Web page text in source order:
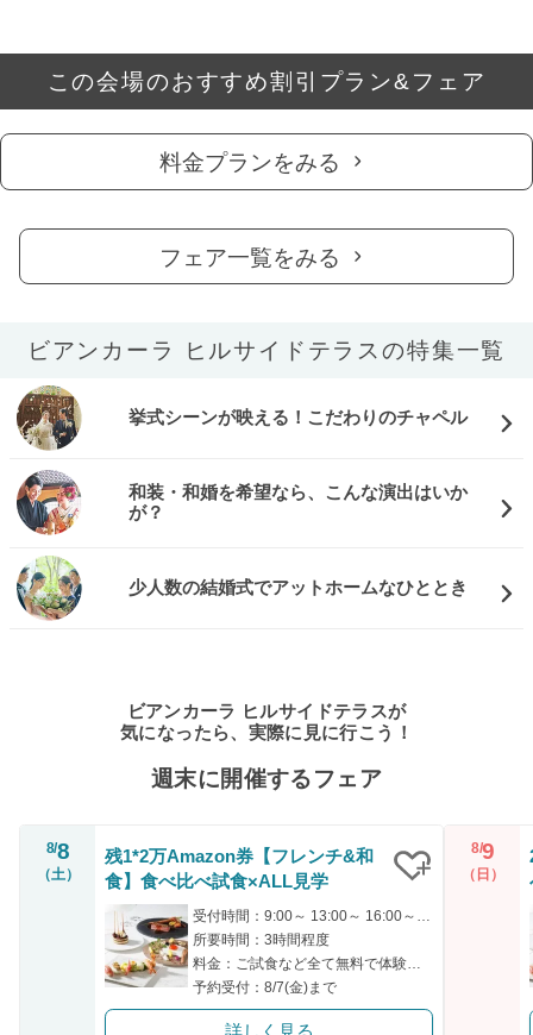
この会場のおすすめ割引プラン&フェア
料金プランをみる
フェア一覧をみる
ビアンカーラ ヒルサイドテラスの特集一覧
挙式シーンが映える！こだわりのチャペル
和装・和婚を希望なら、こんな演出はいか
が？
少人数の結婚式でアットホームなひととき
ビアンカーラ ヒルサイドテラスが
気になったら、実際に見に行こう！
週末に開催するフェア
8/8
（土）
残1*2万Amazon券【フレンチ&和
食】食べ比べ試食×ALL見学
受付時間：9:00～ 13:00～ 16:00～ 17:30～ 18:00～
所要時間：3時間程度
料金：ご試食など全て無料で体験可能です。
予約受付：8/7(金)まで
8/9
（日）